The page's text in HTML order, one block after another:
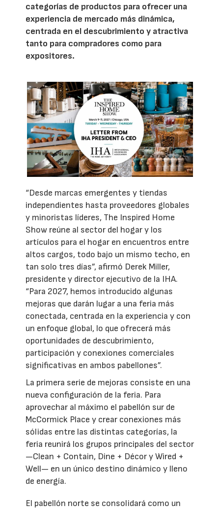
categorías de productos para ofrecer una
experiencia de mercado más dinámica,
centrada en el descubrimiento y atractiva
tanto para compradores como para
expositores.
“Desde marcas emergentes y tiendas
independientes hasta proveedores globales
y minoristas líderes, The Inspired Home
Show reúne al sector del hogar y los
artículos para el hogar en encuentros entre
altos cargos, todo bajo un mismo techo, en
tan solo tres días”, afirmó Derek Miller,
presidente y director ejecutivo de la IHA.
“Para 2027, hemos introducido algunas
mejoras que darán lugar a una feria más
conectada, centrada en la experiencia y con
un enfoque global, lo que ofrecerá más
oportunidades de descubrimiento,
participación y conexiones comerciales
significativas en ambos pabellones”.
La primera serie de mejoras consiste en una
nueva configuración de la feria. Para
aprovechar al máximo el pabellón sur de
McCormick Place y crear conexiones más
sólidas entre las distintas categorías, la
feria reunirá los grupos principales del sector
—Clean + Contain, Dine + Décor y Wired +
Well— en un único destino dinámico y lleno
de energía.
El pabellón norte se consolidará como un